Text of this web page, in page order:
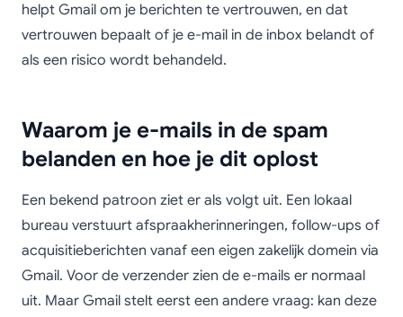
helpt Gmail om je berichten te vertrouwen, en dat
vertrouwen bepaalt of je e-mail in de inbox belandt of
als een risico wordt behandeld.
Waarom je e-mails in de spam
belanden en hoe je dit oplost
Een bekend patroon ziet er als volgt uit. Een lokaal
bureau verstuurt afspraakherinneringen, follow-ups of
acquisitieberichten vanaf een eigen zakelijk domein via
Gmail. Voor de verzender zien de e-mails er normaal
uit. Maar Gmail stelt eerst een andere vraag: kan deze